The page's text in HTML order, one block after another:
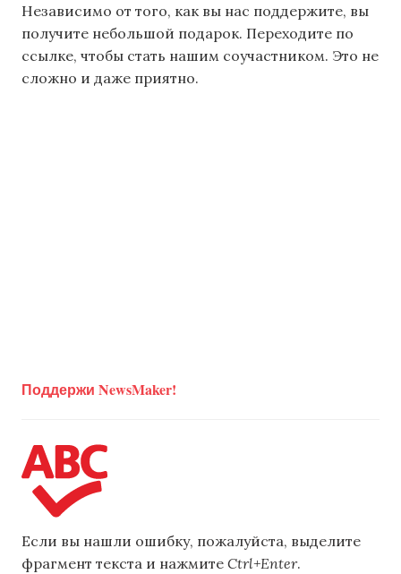
Независимо от того, как вы нас поддержите, вы
получите небольшой подарок. Переходите по
ссылке, чтобы стать нашим соучастником. Это не
сложно и даже приятно.
Поддержи NewsMaker!
Если вы нашли ошибку, пожалуйста, выделите
фрагмент текста и нажмите Ctrl+Enter.